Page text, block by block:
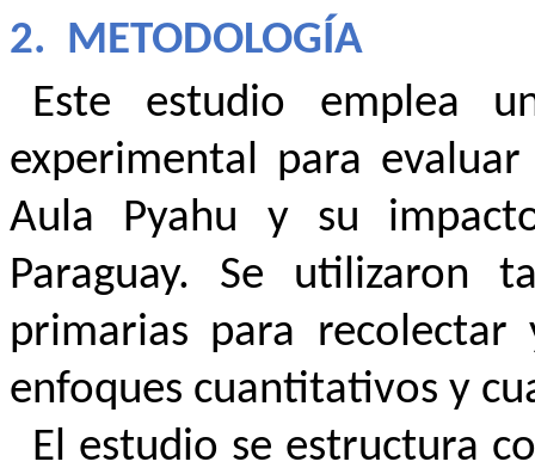
2. METODOLOGÍA
Este estudio emplea
experimental para
Aula Pyahu y su
Paraguay. Se utilizaron
primarias para
enfoques cuantitativos y
El estudio se estructura